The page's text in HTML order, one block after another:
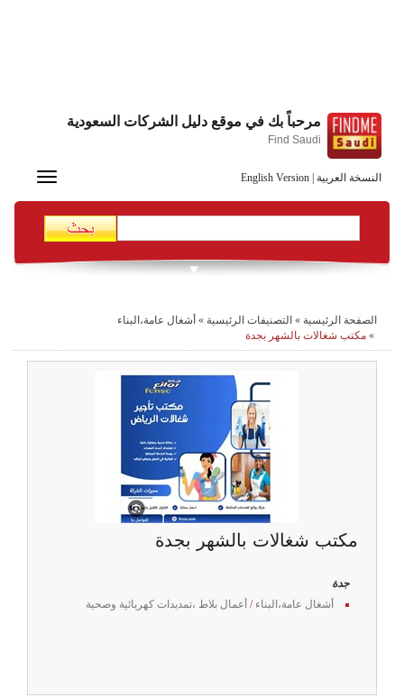
النسخة العربية English Version
مرحباً بك في موقع دليل الشركات السعودية
Find Saudi
Toggle
الصفحة الرئيسية » التصنيفات الرئيسية » أشغال عامة،البناء
» مكتب شغالات بالشهر بجدة
مكتب شغالات بالشهر بجدة
جدة
أشغال عامة،البناء / أعمال بلاط ،تمديدات كهربائية وصحية